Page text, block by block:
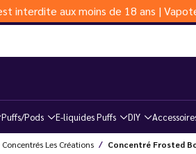
interdite aux moins de 18 ans |
Puffs/Pods E-liquides Puffs DIY
Concentrés Les Créations Concentré Frosted